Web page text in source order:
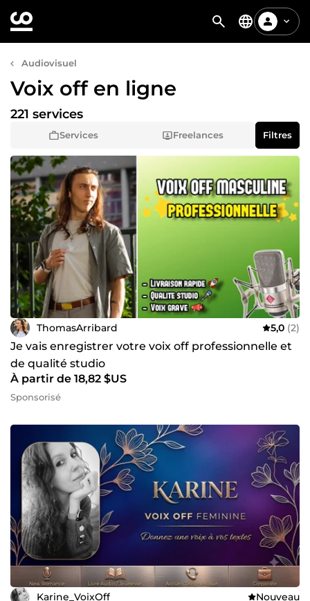
Audiovisuel
Voix off en ligne
Services Freelances
221 services
Filtres
ThomasArribard 5,0 (2)
Je vais enregistrer votre voix off professionnelle et
de qualité studio
À partir de 18,82 $US
Sponsorisé
Karine_VoixOff Nouveau